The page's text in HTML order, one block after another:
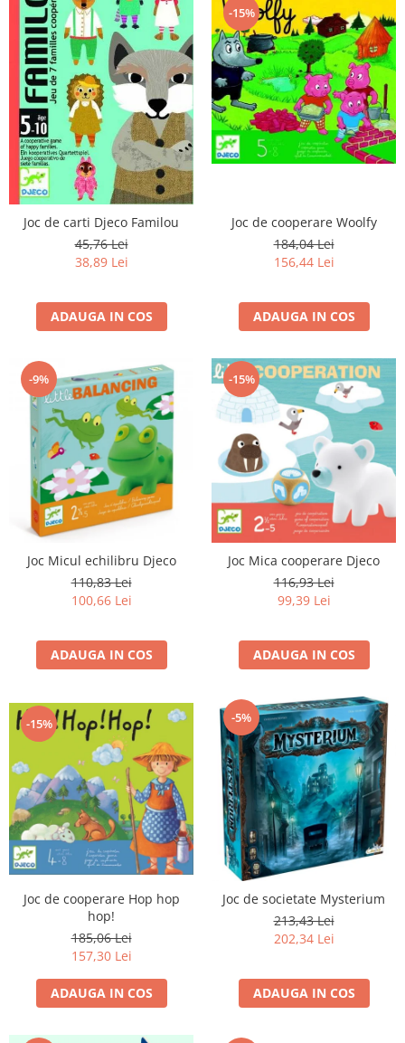
Joc de carti Djeco Familou
45,76 Lei
38,89 Lei
ADAUGA IN COS
-15%
Joc de cooperare Woolfy
184,04 Lei
156,44 Lei
ADAUGA IN COS
-9%
Joc Micul echilibru Djeco
110,83 Lei
100,66 Lei
ADAUGA IN COS
-15%
Joc Mica cooperare Djeco
116,93 Lei
99,39 Lei
ADAUGA IN COS
-15%
Joc de cooperare Hop hop
hop!
185,06 Lei
157,30 Lei
ADAUGA IN COS
-5%
Joc de societate Mysterium
213,43 Lei
202,34 Lei
ADAUGA IN COS